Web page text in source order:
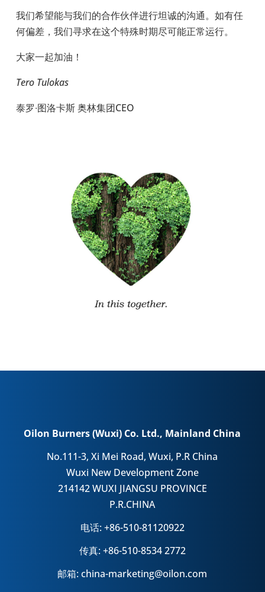
我们希望能与我们的合作伙伴进行坦诚的沟通。如有任
何偏差，我们寻求在这个特殊时期尽可能正常运行。
大家一起加油！
Tero Tulokas
泰罗∙图洛卡斯 奥林集团CEO
Oilon Burners (Wuxi) Co. Ltd., Mainland China
No.111-3, Xi Mei Road, Wuxi, P.R China
Wuxi New Development Zone
214142 WUXI JIANGSU PROVINCE
P.R.CHINA
电话: +86-510-81120922
传真: +86-510-8534 2772
邮箱: china-marketing@oilon.com